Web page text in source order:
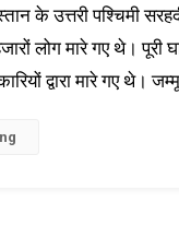
के उत्तरी पश्चिमी
लोग मारे गए थे। पूरी
द्वारा मारे गए थे।